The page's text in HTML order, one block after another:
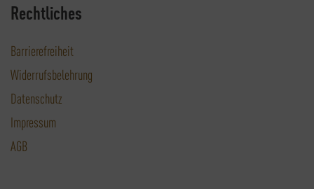
Rechtliches
Barrierefreiheit
Widerrufsbelehrung
Datenschutz
Impressum
AGB